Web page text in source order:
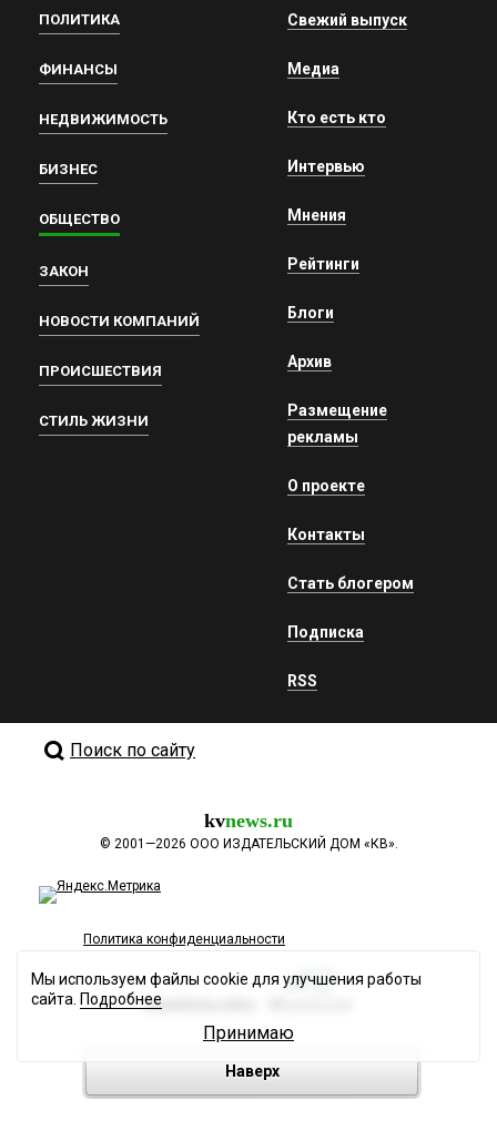
ПОЛИТИКА
ФИНАНСЫ
НЕДВИЖИМОСТЬ
БИЗНЕС
ОБЩЕСТВО
ЗАКОН
НОВОСТИ КОМПАНИЙ
ПРОИСШЕСТВИЯ
СТИЛЬ ЖИЗНИ
Свежий выпуск
Медиа
Кто есть кто
Интервью
Мнения
Рейтинги
Блоги
Архив
Размещение
рекламы
О проекте
Контакты
Стать блогером
Подписка
RSS
Поиск по сайту
kvnews.ru
© 2001—2026 ООО ИЗДАТЕЛЬСКИЙ ДОМ «КВ».
Политика конфиденциальности
Разработка сайта
Наверх
Мы используем файлы cookie для улучшения работы
сайта. Подробнее
Принимаю